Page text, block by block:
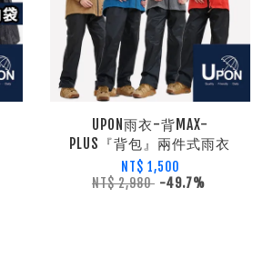
UPON雨衣-背MAX-
PLUS『背包』兩件式雨衣
NT$ 1,500
NT$ 2,980 -49.7%